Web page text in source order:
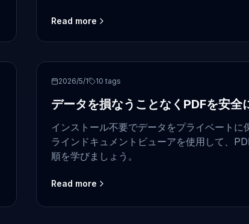
Read more
PDF security
2026/5/1 10 tags
データを損なうことなくPDFを安全
インストール不要でデータをプライベート
ラインドキュメントビューアを使用して、
順を学びましょう。
Read more